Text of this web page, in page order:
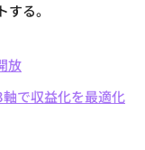
る。
放
軸で収益化を最適化